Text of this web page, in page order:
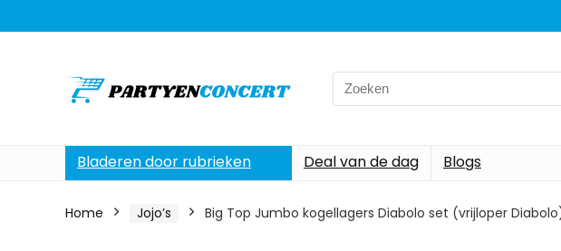
Search
for:
Bladeren door rubrieken Deal van de dag Blogs
Home Jojo’s Big Top Jumbo kogellagers Diabolo set (vrijloper